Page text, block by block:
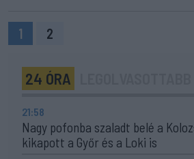
1 2
24 ÓRA
21:58
Nagy pofonba szaladt belé a
kikapott a Győr és a Loki is